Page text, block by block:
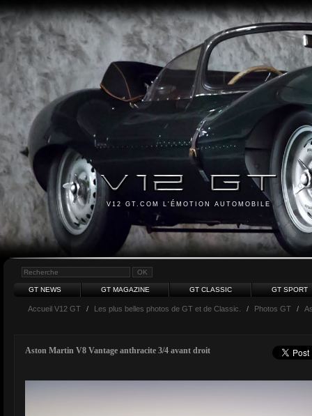
V12 GT.COM L'ÉMOTION AUTOMOBILE
GT NEWS GT MAGAZINE GT CLASSIC GT SPORT
Accueil V12 GT / Les plus belles photos de GT et de Classic. / Photos GT /
Aston Martin V8 Vantage anthracite 3/4 avant droit